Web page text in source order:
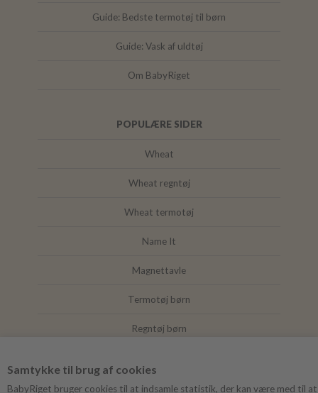
Samtykke til brug af cookies
BabyRiget bruger cookies til at indsamle statistik, der kan være med til at
Guide: Bedste termotøj til børn
Guide: Vask af uldtøj
Om BabyRiget
POPULÆRE SIDER
Wheat
Wheat regntøj
Wheat termotøj
Name It
Magnettavle
Termotøj børn
Regntøj børn
Mushie